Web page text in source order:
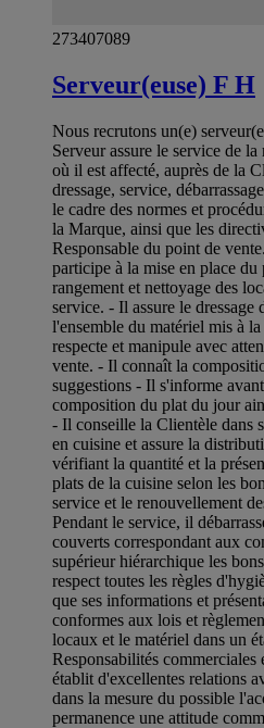
273407089
Serveur(euse) F H
Nous recrutons un(e)
Serveur assure le service de
où il est affecté, auprès de la
dressage, service,
le cadre des normes et
la Marque, ainsi que les
Responsable du point de
participe à la mise en place
rangement et nettoyage des
service. - Il assure le dressage
l'ensemble du matériel mis à
respecte et manipule avec
vente. - Il connaît la
suggestions - Il s'informe
composition du plat du jour
- Il conseille la Clientèle dans
en cuisine et assure la
vérifiant la quantité et la
plats de la cuisine selon les
service et le renouvellement
Pendant le service, il
couverts correspondant aux
supérieur hiérarchique les
respect toutes les règles
que ses informations et
conformes aux lois et
locaux et le matériel dans un
Responsabilités
établit d'excellentes relations
dans la mesure du possible
permanence une attitude